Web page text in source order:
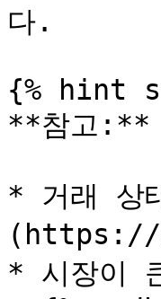
다.
{% hint
**참고:**
* 거래
(https://
* 시장이